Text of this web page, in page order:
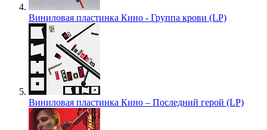
Виниловая пластинка Кино - Группа крови (LP)
Виниловая пластинка Кино – Последний герой (LP)